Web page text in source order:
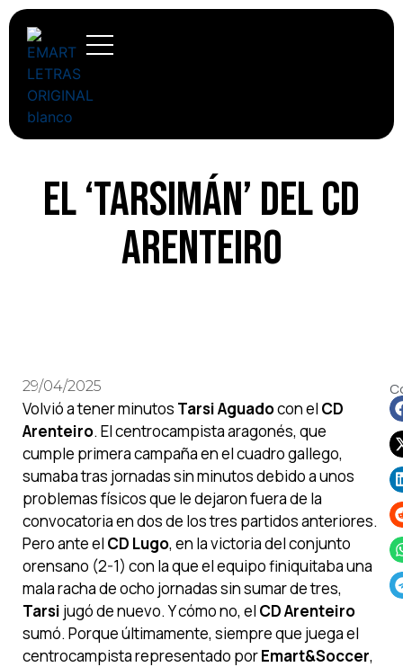
El ‘Tarsimán’ del CD
Arenteiro
29/04/2025
Volvió a tener minutos Tarsi Aguadocon el CD
Arenteiro. El centrocampista aragonés, que
cumple primera campaña en el cuadro gallego,
sumaba tras jornadas sin minutos debido a unos
problemas físicos que le dejaron fuera de la
convocatoria en dos de los tres partidos anteriores.
Pero ante el CD Lugo, en la victoria del conjunto
orensano (2-1) con la que el equipo finiquitaba una
mala racha de ocho jornadas sin sumar de tres,
Tarsi jugó de nuevo. Y cómo no, el CD Arenteiro
sumó. Porque últimamente, siempre que juega el
centrocampista representado porEmart&Soccer,